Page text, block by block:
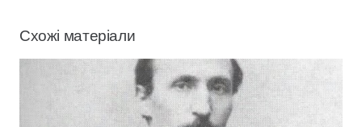
Схожі матеріали